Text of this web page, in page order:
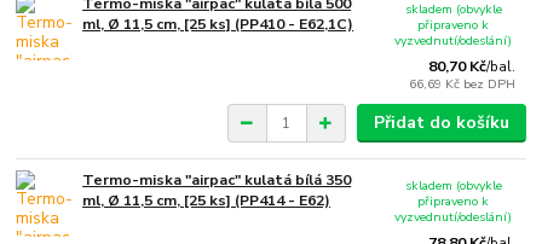
Termo-miska "airpac" kulatá bílá 500
ml, Ø 11,5 cm, [25 ks] (PP410 - E62,1C)
80,70 Kč/bal.
66,69 Kč bez DPH
skladem (obvykle
připraveno k
vyzvednutí/odeslání)
Přidat do košíku
Termo-miska "airpac" kulatá bílá 350
ml, Ø 11,5 cm, [25 ks] (PP414 - E62)
skladem (obvykle
připraveno k
vyzvednutí/odeslání)